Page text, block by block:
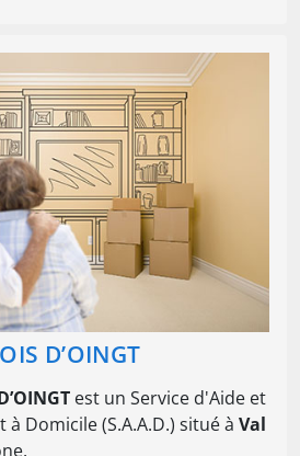
D’OINGT
est un Service d'Aide et
Domicile (S.A.A.D.) situé à Val